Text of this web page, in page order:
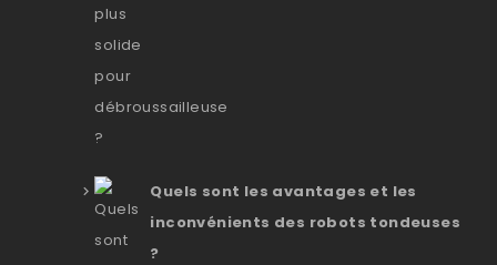
Quels sont les avantages et les
inconvénients des robots tondeuses
?